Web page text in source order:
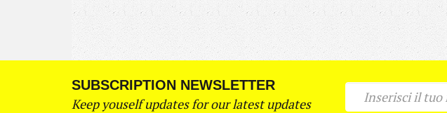
SUBSCRIPTION NEWSLETTER
Keep youself updates for our latest updates